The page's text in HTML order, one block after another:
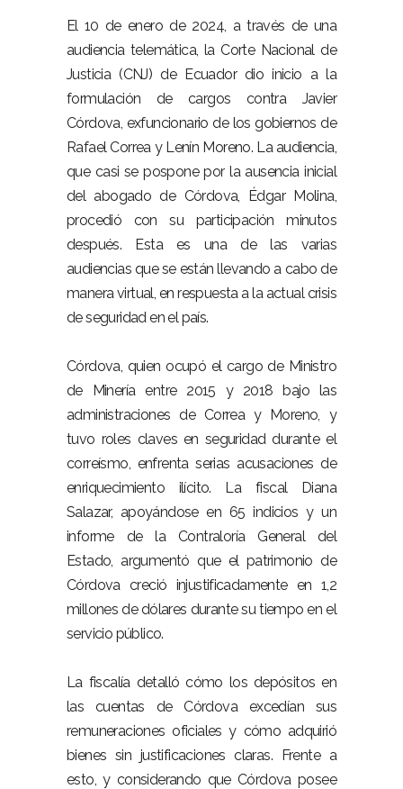
El 10 de enero de 2024, a través de una
audiencia telemática, la Corte Nacional de
Justicia (CNJ) de Ecuador dio inicio a la
formulación de cargos contra Javier
Córdova, exfuncionario de los gobiernos de
Rafael Correa y Lenín Moreno. La audiencia,
que casi se pospone por la ausencia inicial
del abogado de Córdova, Édgar Molina,
procedió con su participación minutos
después. Esta es una de las varias
audiencias que se están llevando a cabo de
manera virtual, en respuesta a la actual crisis
de seguridad en el país.
Córdova, quien ocupó el cargo de Ministro
de Minería entre 2015 y 2018 bajo las
administraciones de Correa y Moreno, y
tuvo roles claves en seguridad durante el
correísmo, enfrenta serias acusaciones de
enriquecimiento ilícito. La fiscal Diana
Salazar, apoyándose en 65 indicios y un
informe de la Contraloría General del
Estado, argumentó que el patrimonio de
Córdova creció injustificadamente en 1,2
millones de dólares durante su tiempo en el
servicio público.
La fiscalía detalló cómo los depósitos en
las cuentas de Córdova excedían sus
remuneraciones oficiales y cómo adquirió
bienes sin justificaciones claras. Frente a
esto, y considerando que Córdova posee